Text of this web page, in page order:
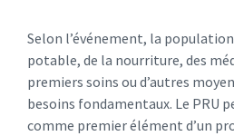
Selon l’événement, la
potable, de la nourriture, des
premiers soins ou d’autres
besoins fondamentaux. Le PRU
comme premier élément d’un